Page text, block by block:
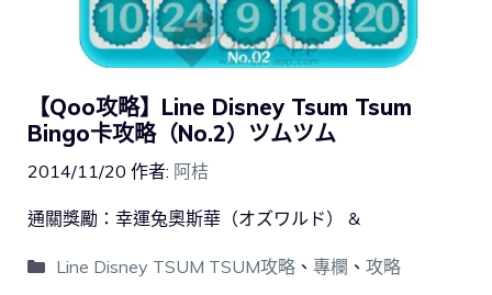
【Qoo攻略】Line Disney Tsum Tsum
Bingo卡攻略（No.2）ツムツム
2014/11/20 作者: 阿桔
通關獎勵：幸運兔奧斯華（オズワルド） &
Line Disney TSUM TSUM攻略、 專欄 、 攻略